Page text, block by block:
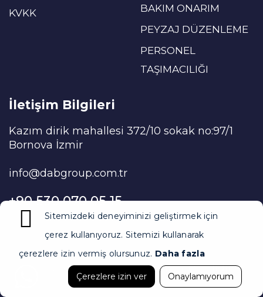
Sitemizdeki deneyiminizi geliştirmek için
çerez kullanıyoruz. Sitemizi kullanarak
çerezlere izin vermiş olursunuz. Daha fazla
Onaylamıyorum
Çerezlere izin ver
KVKK
BAKIM ONARIM
PEYZAJ DÜZENLEME
PERSONEL
TAŞIMACILIĞI
İletişim Bilgileri
Kazım dirik mahallesi 372/10 sokak no:97/1
Bornova İzmir
info@dabgroup.com.tr
+90 530 070 05 15
Copyright © 2024 Tüm hakları saklıdır.